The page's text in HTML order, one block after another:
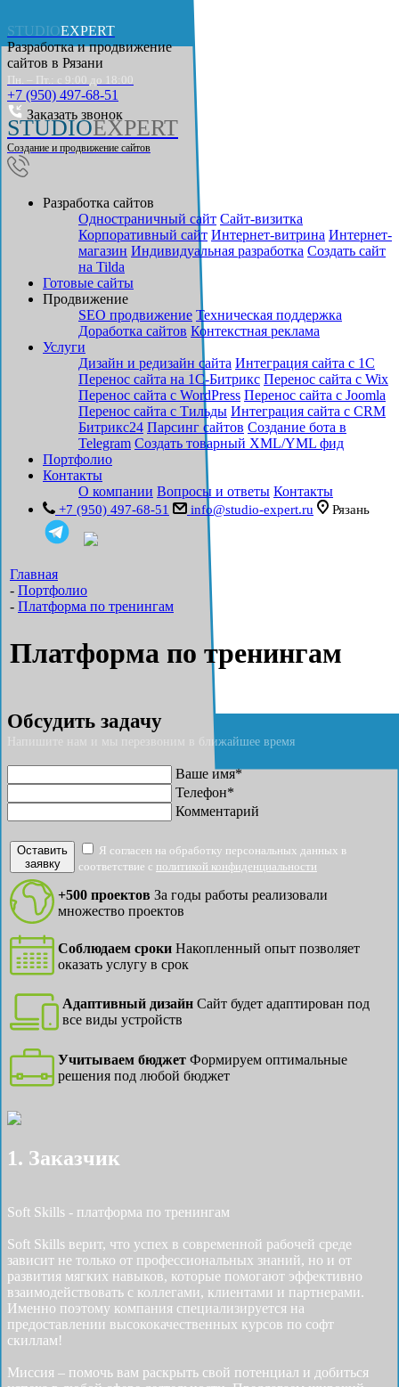
STUDIOEXPERT
Разработка и продвижение
сайтов в Рязани
Пн. – Пт.: с 9:00 до 18:00
+7 (950) 497-68-51
Заказать звонок
STUDIOEXPERT
Создание и продвижение сайтов
Разработка сайтов
Одностраничный сайт Cайт-визитка
Корпоративный сайт Интернет-витрина Интернет-
магазин Индивидуальная разработка Создать сайт
на Tilda
Готовые сайты
Продвижение
SEO продвижение Техническая поддержка
Доработка сайтов Контекстная реклама
Услуги
Дизайн и редизайн сайта Интеграция сайта с 1С
Перенос сайта на 1С-Битрикс Перенос сайта с Wix
Перенос сайта с WordPress Перенос сайта с Joomla
Перенос сайта с Тильды Интеграция сайта с CRM
Битрикс24 Парсинг сайтов Создание бота в
Telegram Создать товарный XML/YML фид
Портфолио
Контакты
О компании Вопросы и ответы Контакты
+7 (950) 497-68-51 info@studio-expert.ru Рязань
Главная
- Портфолио
- Платформа по тренингам
Платформа по тренингам
Обсудить задачу
Напишите нам и мы перезвоним в ближайшее время
Ваше имя*
Телефон*
Комментарий
Оставить
заявку
Я согласен на обработку персональных данных в
соответствие с политикой конфиденциальности
+500 проектов За годы работы реализовали
множество проектов
Соблюдаем сроки Накопленный опыт позволяет
оказать услугу в срок
Адаптивный дизайн Сайт будет адаптирован под
все виды устройств
Учитываем бюджет Формируем оптимальные
решения под любой бюджет
1. Заказчик
Soft Skills - платформа по тренингам
Soft Skills верит, что успех в современной рабочей среде
зависит не только от профессиональных знаний, но и от
развития мягких навыков, которые помогают эффективно
взаимодействовать с коллегами, клиентами и партнерами.
Именно поэтому компания специализируется на
предоставлении высококачественных курсов по софт
скиллам!
Миссия – помочь вам раскрыть свой потенциал и добиться